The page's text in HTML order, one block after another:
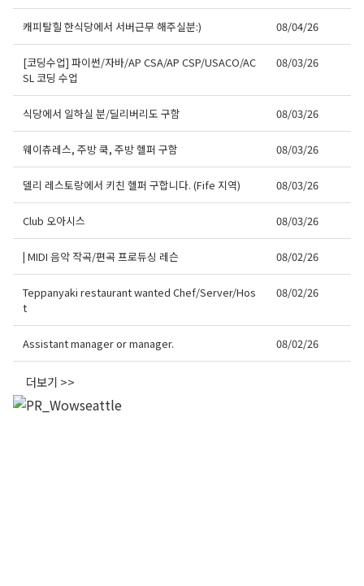
캐피탈힐 한식당에서 서버근무 해주실분:) 08/04/26
[코딩수업] 파이썬/자바/AP CSA/AP CSP/USACO/AC
SL 코딩 수업
08/03/26
식당에서 일하실 분/딜리버리도 구함 08/03/26
웨이츄레스, 주방 쿡, 주방 헬퍼 구함 08/03/26
델리 레스토랑에서 키친 헬퍼 구합니다. (Fife 지역) 08/03/26
Club 오아시스 08/03/26
| MIDI 음악 작곡/편곡 프로듀싱 레슨 08/02/26
Teppanyaki restaurant wanted Chef/Server/Hos
t
08/02/26
Assistant manager or manager. 08/02/26
더보기 >>